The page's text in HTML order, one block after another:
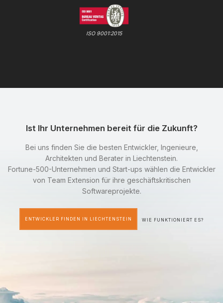
ISO 9001:2015
Ist Ihr Unternehmen bereit für die Zukunft?
Bei uns finden Sie die besten Entwickler, Ingenieure,
Architekten und Berater in Liechtenstein.
Fortune-500-Unternehmen und Start-ups wählen die Entwickler
von Team Extension für ihre geschäftskritischen
Softwareprojekte.
ENTWICKLER FINDEN IN LIECHTENSTEIN WIE FUNKTIONIERT ES?